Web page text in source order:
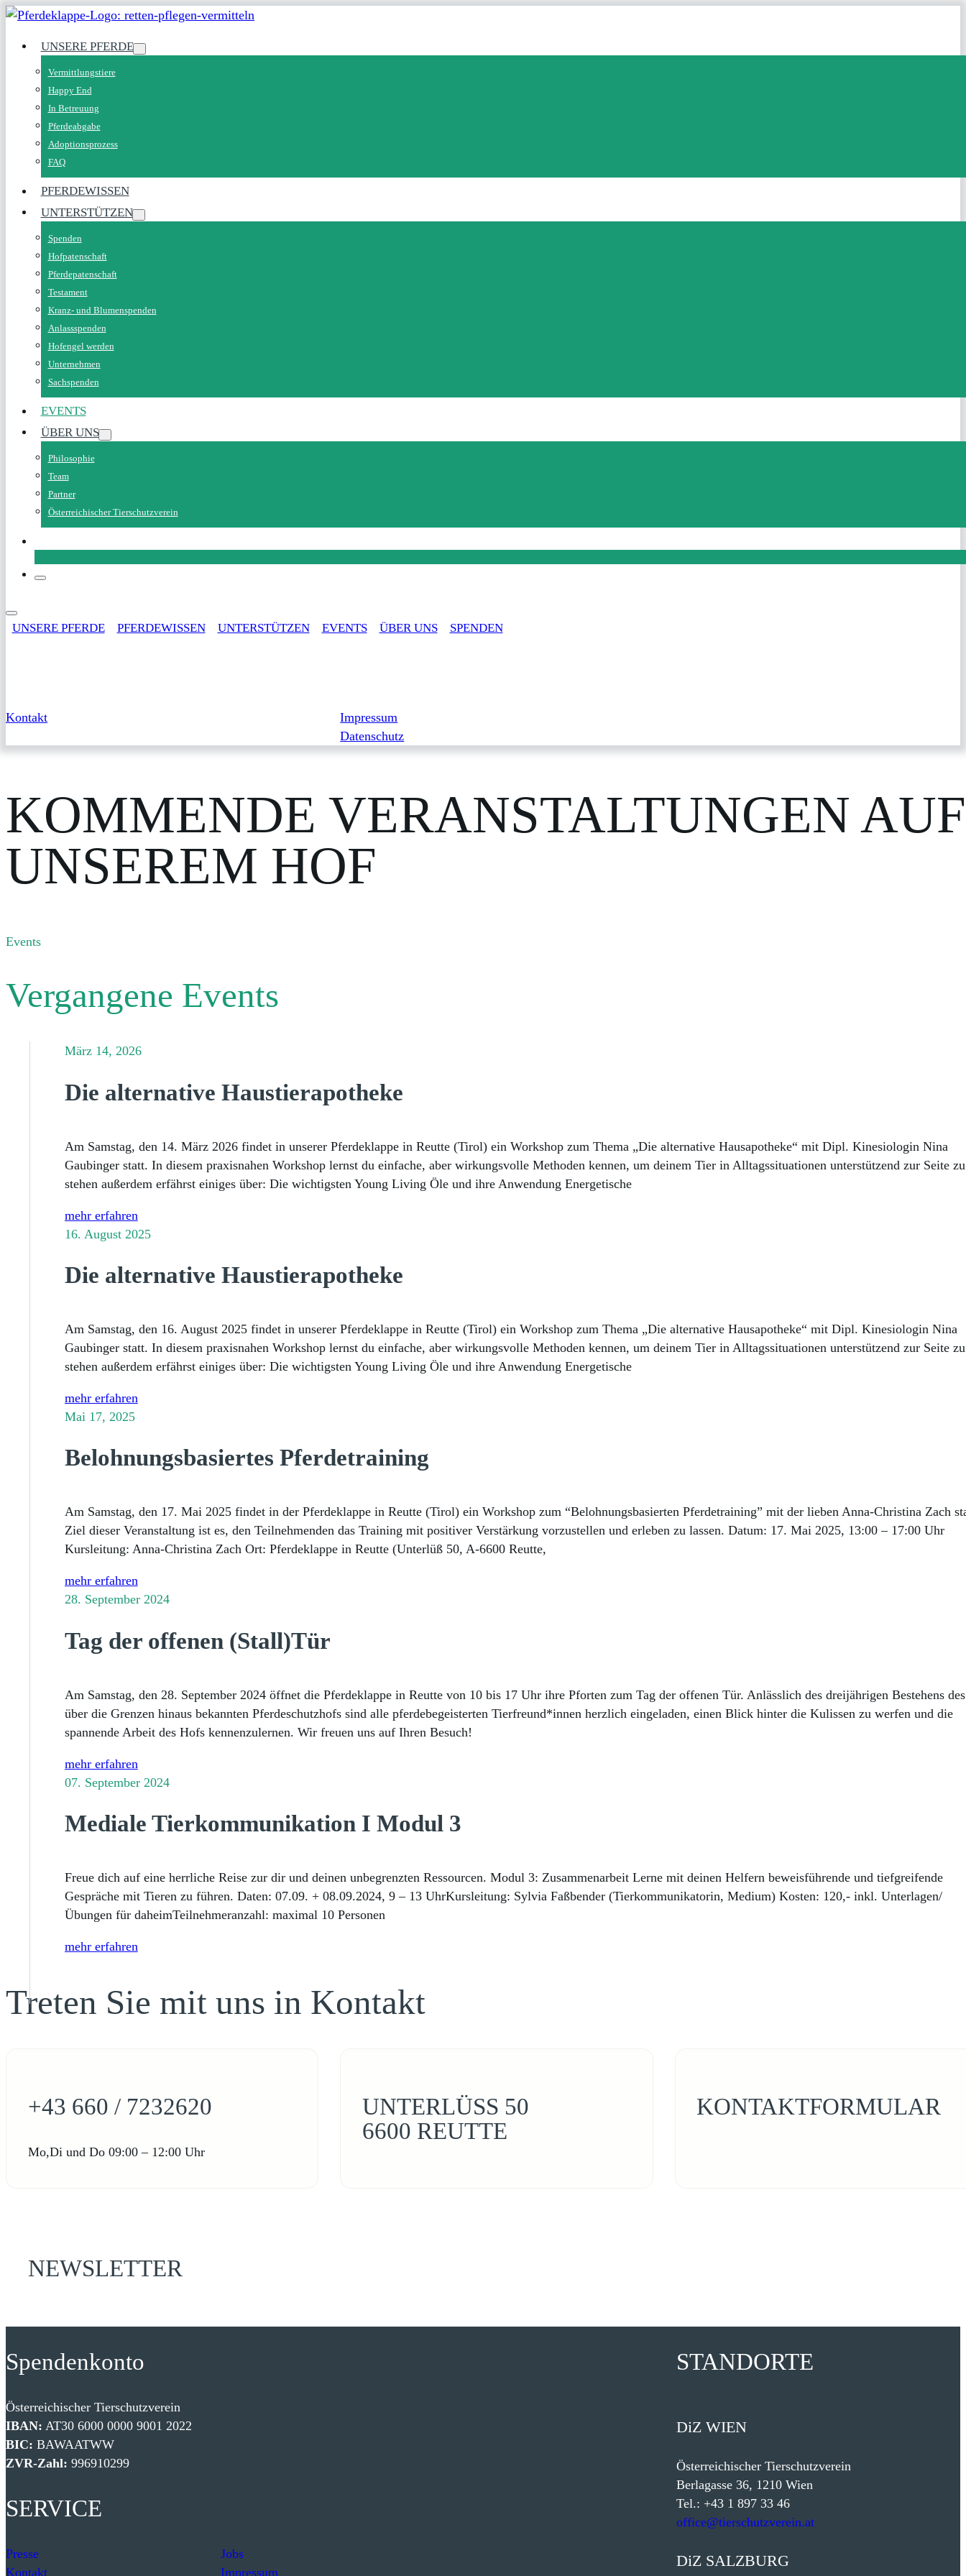
UNSERE PFERDE
Vermittlungstiere
Happy End
In Betreuung
Pferdeabgabe
Adoptionsprozess
FAQ
PFERDEWISSEN
UNTERSTÜTZEN
Spenden
Hofpatenschaft
Pferdepatenschaft
Testament
Kranz- und Blumenspenden
Anlassspenden
Hofengel werden
Unternehmen
Sachspenden
EVENTS
ÜBER UNS
Philosophie
Team
Partner
Österreichischer Tierschutzverein
UNSERE PFERDE PFERDEWISSEN UNTERSTÜTZEN EVENTS ÜBER UNS SPENDEN
Kontakt
Impressum
Datenschutz
KOMMENDE VERANSTALTUNGEN AUF
UNSEREM HOF
Events
Vergangene Events
Die alternative Haustierapotheke
März 14, 2026
Am Samstag, den 14. März 2026 findet in unserer Pferdeklappe in Reutte (Tirol) ein Workshop zum Thema „Die alternative Hausapotheke“ mit Dipl. Kinesiologin Nina
Gaubinger statt. In diesem praxisnahen Workshop lernst du einfache, aber wirkungsvolle Methoden kennen, um deinem Tier in Alltagssituationen unterstützend zur Seite zu
stehen außerdem erfährst einiges über: Die wichtigsten Young Living Öle und ihre Anwendung Energetische
mehr erfahren
Die alternative Haustierapotheke
16. August 2025
Am Samstag, den 16. August 2025 findet in unserer Pferdeklappe in Reutte (Tirol) ein Workshop zum Thema „Die alternative Hausapotheke“ mit Dipl. Kinesiologin Nina
Gaubinger statt. In diesem praxisnahen Workshop lernst du einfache, aber wirkungsvolle Methoden kennen, um deinem Tier in Alltagssituationen unterstützend zur Seite zu
stehen außerdem erfährst einiges über: Die wichtigsten Young Living Öle und ihre Anwendung Energetische
mehr erfahren
Belohnungsbasiertes Pferdetraining
Mai 17, 2025
Am Samstag, den 17. Mai 2025 findet in der Pferdeklappe in Reutte (Tirol) ein Workshop zum “Belohnungsbasierten Pferdetraining” mit der lieben Anna-Christina Zach
Ziel dieser Veranstaltung ist es, den Teilnehmenden das Training mit positiver Verstärkung vorzustellen und erleben zu lassen. Datum: 17. Mai 2025, 13:00 – 17:00 Uhr
Kursleitung: Anna-Christina Zach Ort: Pferdeklappe in Reutte (Unterlüß 50, A-6600 Reutte,
mehr erfahren
Tag der offenen (Stall)Tür
28. September 2024
Am Samstag, den 28. September 2024 öffnet die Pferdeklappe in Reutte von 10 bis 17 Uhr ihre Pforten zum Tag der offenen Tür. Anlässlich des dreijährigen Bestehens des
über die Grenzen hinaus bekannten Pferdeschutzhofs sind alle pferdebegeisterten Tierfreund*innen herzlich eingeladen, einen Blick hinter die Kulissen zu werfen und die
spannende Arbeit des Hofs kennenzulernen. Wir freuen uns auf Ihren Besuch!
mehr erfahren
Mediale Tierkommunikation I Modul 3
07. September 2024
Freue dich auf eine herrliche Reise zur dir und deinen unbegrenzten Ressourcen. Modul 3: Zusammenarbeit Lerne mit deinen Helfern beweisführende und tiefgreifende
Gespräche mit Tieren zu führen. Daten: 07.09. + 08.09.2024, 9 – 13 UhrKursleitung: Sylvia Faßbender (Tierkommunikatorin, Medium) Kosten: 120,- inkl. Unterlagen/
Übungen für daheimTeilnehmeranzahl: maximal 10 Personen
mehr erfahren
Treten Sie mit uns in Kontakt
+43 660 / 7232620
Mo,Di und Do 09:00 – 12:00 Uhr
UNTERLÜSS 50
6600 REUTTE
KONTAKTFORMULAR
NEWSLETTER
Spendenkonto
Österreichischer Tierschutzverein
IBAN: AT30 6000 0000 9001 2022
BIC: BAWAATWW
ZVR-Zahl: 996910299
SERVICE
Presse
Kontakt
Jobs
Impressum
STANDORTE
DiZ WIEN
Österreichischer Tierschutzverein
Berlagasse 36, 1210 Wien
Tel.: +43 1 897 33 46
office@tierschutzverein.at
DiZ SALZBURG